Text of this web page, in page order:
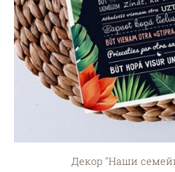
Декор "Наши